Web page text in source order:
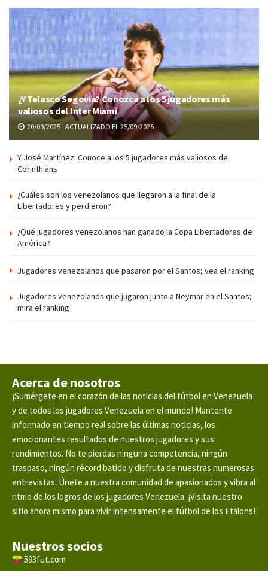
¿Y Telasco Segovia? Conozca a los 5 jugadores más
valiosos del Inter Miami
20/09/2025 - ACTUALIZADO EL 25/09/2025
Y José Martínez: Conoce a los 5 jugadores más valiosos de
Corinthians
¿Cuáles son los venezolanos que llegaron a la final de la
Libertadores y perdieron?
¿Qué jugadores venezolanos han ganado la Copa Libertadores de
América?
Jugadores venezolanos que pasaron por el Santos; vea el ranking
Jugadores venezolanos que jugaron junto a Neymar en el Santos;
mira el ranking
Acerca de nosotros
¡Sumérgete en el corazón de las noticias del fútbol en Venezuela
y de todos los jugadores Venezuela en el mundo! Mantente
informado en tiempo real sobre las últimas noticias, los
emocionantes resultados de nuestros jugadores y sus
rendimientos. No te pierdas ninguna competencia, ningún
traspaso, ningún récord batido y disfruta de nuestras numerosas
entrevistas. Únete a nuestra comunidad de apasionados y vibra al
ritmo de los logros de los jugadores Venezuela. ¡Visita nuestro
sitio ahora mismo para vivir intensamente el fútbol de los Etalons!
Nuestros socios
593fut.com